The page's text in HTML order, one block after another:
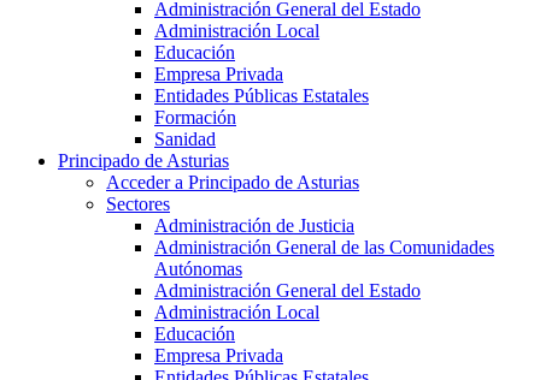
Administración General del Estado
Administración Local
Educación
Empresa Privada
Entidades Públicas Estatales
Formación
Sanidad
Principado de Asturias
Acceder a Principado de Asturias
Sectores
Administración de Justicia
Administración General de las Comunidades
Autónomas
Administración General del Estado
Administración Local
Educación
Empresa Privada